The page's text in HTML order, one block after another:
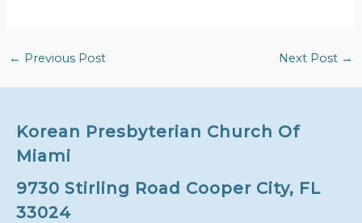
← Previous Post Next Post →
Korean Presbyterian Church Of
Miami
9730 Stirling Road Cooper City, FL
33024